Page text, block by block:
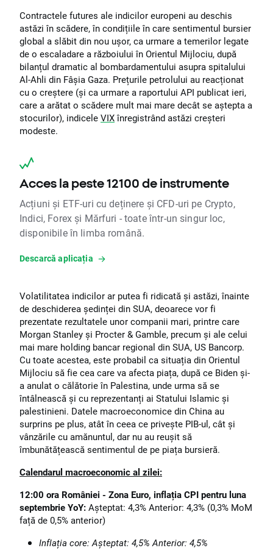
Contractele futures ale indicilor europeni au deschis
astăzi în scădere, în condițiile în care sentimentul bursier
global a slăbit din nou ușor, ca urmare a temerilor legate
de o escaladare a războiului în Orientul Mijlociu, după
bilanțul dramatic al bombardamentului asupra spitalului
Al-Ahli din Fâșia Gaza. Prețurile petrolului au reacționat
cu o creștere (și ca urmare a raportului API publicat ieri,
care a arătat o scădere mult mai mare decât se aștepta a
stocurilor), indicele VIXînregistrând astăzi creșteri
modeste.
Acces la peste 12100 de instrumente
Acțiuni și ETF-uri cu deținere și CFD-uri pe Crypto,
Indici, Forex și Mărfuri - toate într-un singur loc,
disponibile în limba română.
Descarcă aplicația
Volatilitatea indicilor ar putea fi ridicată și astăzi, înainte
de deschiderea ședinței din SUA, deoarece vor fi
prezentate rezultatele unor companii mari, printre care
Morgan Stanley și Procter & Gamble, precum și ale celui
mai mare holding bancar regional din SUA, US Bancorp.
Cu toate acestea, este probabil ca situația din Orientul
Mijlociu să fie cea care va afecta piața, după ce Biden și-
a anulat o călătorie în Palestina, unde urma să se
întâlnească și cu reprezentanți ai Statului Islamic și
palestinieni. Datele macroeconomice din China au
surprins pe plus, atât în ceea ce privește PIB-ul, cât și
vânzările cu amănuntul, dar nu au reușit să
îmbunătățească sentimentul de pe piața bursieră.
Calendarul macroeconomic al zilei:
12:00 ora României - Zona Euro, inflația CPI pentru luna
septembrie YoY: Așteptat: 4,3% Anterior: 4,3% (0,3% MoM
față de 0,5% anterior)
Inflația core: Așteptat: 4,5% Anterior: 4,5%